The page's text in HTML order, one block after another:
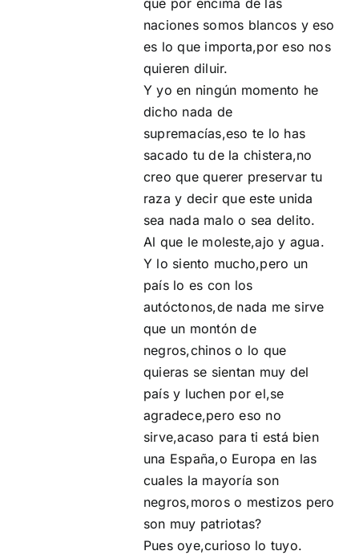
que por encima de las
naciones somos blancos y eso
es lo que importa,por eso nos
quieren diluir.
Y yo en ningún momento he
dicho nada de
supremacías,eso te lo has
sacado tu de la chistera,no
creo que querer preservar tu
raza y decir que este unida
sea nada malo o sea delito.
Al que le moleste,ajo y agua.
Y lo siento mucho,pero un
país lo es con los
autóctonos,de nada me sirve
que un montón de
negros,chinos o lo que
quieras se sientan muy del
país y luchen por el,se
agradece,pero eso no
sirve,acaso para ti está bien
una España,o Europa en las
cuales la mayoría son
negros,moros o mestizos pero
son muy patriotas?
Pues oye,curioso lo tuyo.